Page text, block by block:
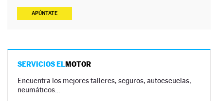
APÚNTATE
SERVICIOS ELMOTOR
Encuentra los mejores talleres, seguros, autoescuelas,
neumáticos…